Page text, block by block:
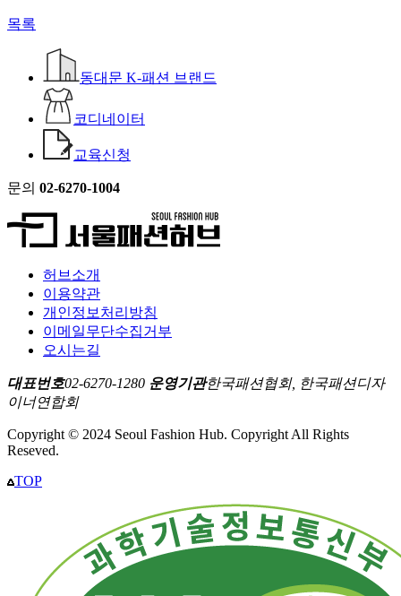
목록
동대문 K-패션 브랜드
코디네이터
교육신청
문의 02-6270-1004
허브소개
이용약관
개인정보처리방침
이메일무단수집거부
오시는길
대표번호02-6270-1280 운영기관한국패션협회, 한국패션디자
이너연합회
Copyright © 2024 Seoul Fashion Hub. Copyright All Rights
Reseved.
TOP